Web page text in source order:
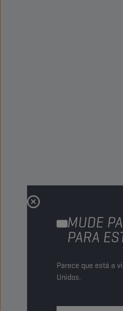
MUDE
PARA
Parece que está a
Unidos.